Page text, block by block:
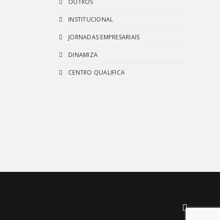
OUTROS
INSTITUCIONAL
JORNADAS EMPRESARIAIS
DINAMIZA
CENTRO QUALIFICA